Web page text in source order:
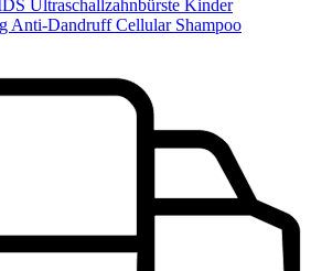
Ultraschallzahnbürste Kinder
Anti-Dandruff Cellular Shampoo